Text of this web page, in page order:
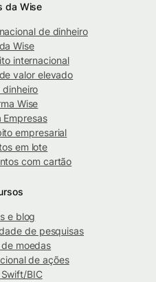
da Wise
de dinheiro
Wise
internacional
valor elevado
dinheiro
Wise
Empresas
empresarial
em lote
com cartão
e blog
de pesquisas
moedas
de ações
BIC